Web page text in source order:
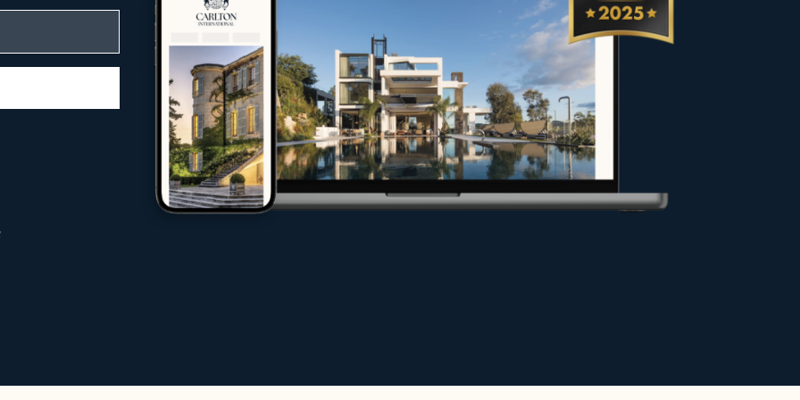
Carlton International Käufer, Verkäufer und Eigentümer bei ihren
Käufern, Investoren und Mietern
Märkte
erwerben, Ihre Immobilie unter besten Bedingungen verkaufen oder
– unsere Expertenteams setzen alles daran, Ihr Projekt optimal zu